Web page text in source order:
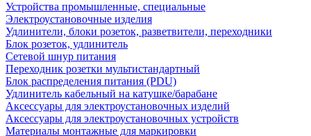
Устройства промышленные, специальные
Электроустановочные изделия
Удлинители, блоки розеток, разветвители, переходники
Блок розеток, удлинитель
Сетевой шнур питания
Переходник розетки мультистандартный
Блок распределения питания (PDU)
Удлинитель кабельный на катушке/барабане
Аксессуары для электроустановочных изделий
Аксессуары для электроустановочных устройств
Материалы монтажные для маркировки